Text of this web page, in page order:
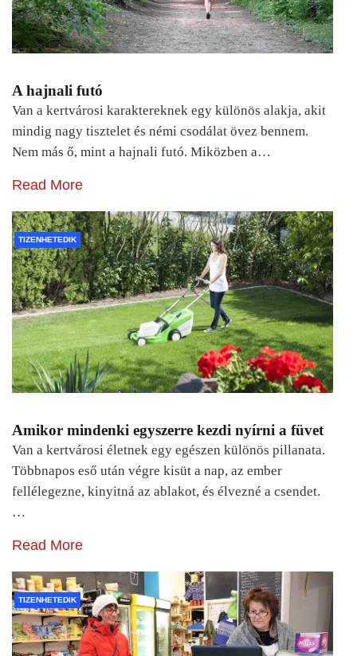
A hajnali futó
Van a kertvárosi karaktereknek egy különös alakja, akit
mindig nagy tisztelet és némi csodálat övez bennem.
Nem más ő, mint a hajnali futó. Miközben a…
Read More
TIZENHETEDIK
Amikor mindenki egyszerre kezdi nyírni a füvet
Van a kertvárosi életnek egy egészen különös pillanata.
Többnapos eső után végre kisüt a nap, az ember
fellélegezne, kinyitná az ablakot, és élvezné a csendet.
…
Read More
TIZENHETEDIK